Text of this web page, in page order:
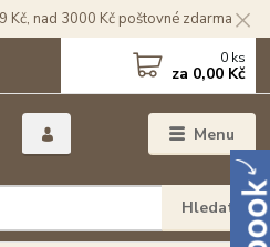
Kč, nad 3000 Kč poštovné zdarma
Menu
Hledat
0 ks
za 0,00 Kč